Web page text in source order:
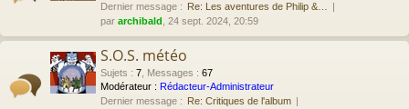
Dernier message : Re: Les aventures de Philip &…
par archibald , 24 sept. 2024, 20:59
S.O.S. météo
Sujets : 7 Messages : 67
Modérateur : Rédacteur-Administrateur
Dernier message : Re: Critiques de l'album